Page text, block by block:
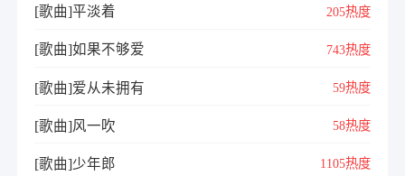
[歌曲]平淡着 205热度
[歌曲]如果不够爱 743热度
[歌曲]爱从未拥有 59热度
[歌曲]风一吹 58热度
[歌曲]少年郎 1105热度